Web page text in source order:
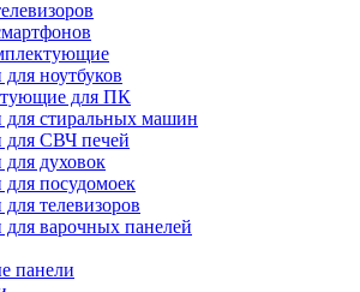
для ноутбуков
для ПК
для стиральных машин
для СВЧ печей
для духовок
для посудомоек
для телевизоров
для варочных панелей
панели